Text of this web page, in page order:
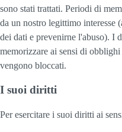
sono stati trattati. Periodi di
da un nostro legittimo interesse
dei dati e prevenirne l'abuso). I
memorizzare ai sensi di
vengono bloccati.
I suoi diritti
Per esercitare i suoi diritti ai